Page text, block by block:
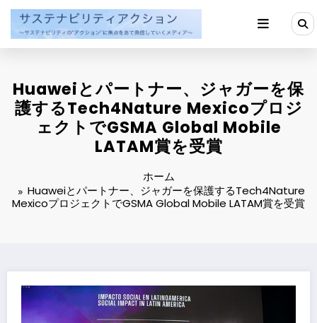
ン
Huaweiとパートナー、ジャガーを保
護するTech4Nature Mexicoプロジ
ェクトでGSMA Global Mobile
LATAM賞を受賞
ホーム
Huaweiとパートナー、ジャガーを保護するTech4Nature
MexicoプロジェクトでGSMA Global Mobile LATAM賞を受賞